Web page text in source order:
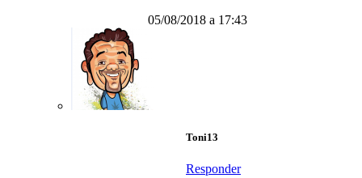
05/08/2018 a 17:43
Toni13
Responder